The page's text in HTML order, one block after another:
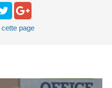
cette page